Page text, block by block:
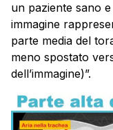
un paziente sano
immagine
parte media del
meno spostato
dell’immagine)”.